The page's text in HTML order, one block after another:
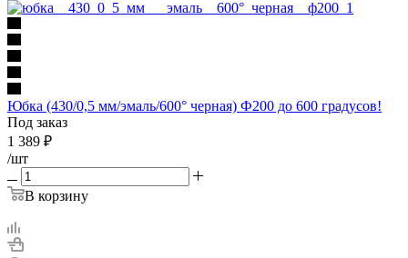
Юбка (430/0,5 мм/эмаль/600° черная) Ф200 до 600 градусов!
Под заказ
1 389 ₽
/шт
В корзину